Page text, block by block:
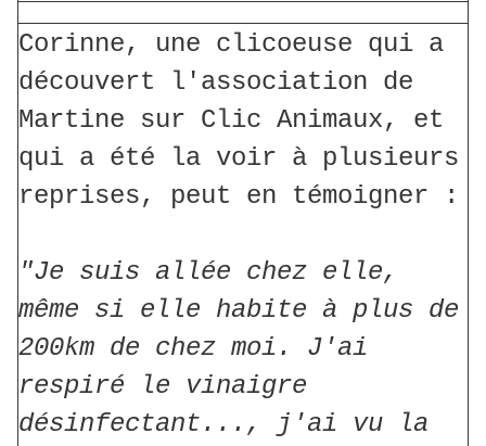
Corinne, une clicoeuse qui a
découvert l'association de
Martine sur Clic Animaux, et
qui a été la voir à plusieurs
reprises, peut en témoigner :
"Je suis allée chez elle,
même si elle habite à plus de
200km de chez moi. J'ai
respiré le vinaigre
désinfectant..., j'ai vu la